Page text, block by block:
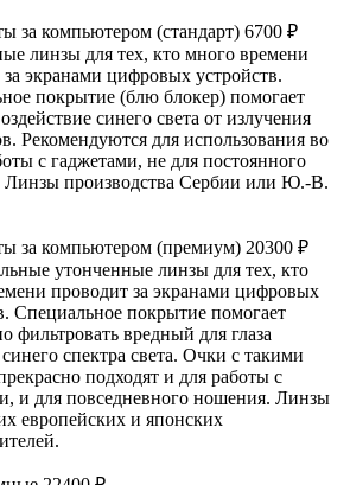
за компьютером (стандарт) 6700 ₽
линзы для тех, кто много времени
экранами цифровых устройств.
покрытие (блю блокер) помогает
синего света от излучения
Рекомендуются для использования во
с гаджетами, не для постоянного
производства Сербии или Ю.-В.
за компьютером (премиум) 20300 ₽
утонченные линзы для тех, кто
проводит за экранами цифровых
Специальное покрытие помогает
фильтровать вредный для глаза
спектра света. Очки с такими
подходят и для работы с
и для повседневного ношения. Линзы
европейских и японских